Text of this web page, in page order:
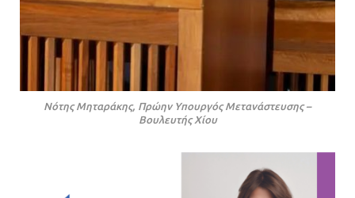
Νότης Μηταράκης, Πρώην Υπουργός Μετανάστευσης –
Βουλευτής Χίου